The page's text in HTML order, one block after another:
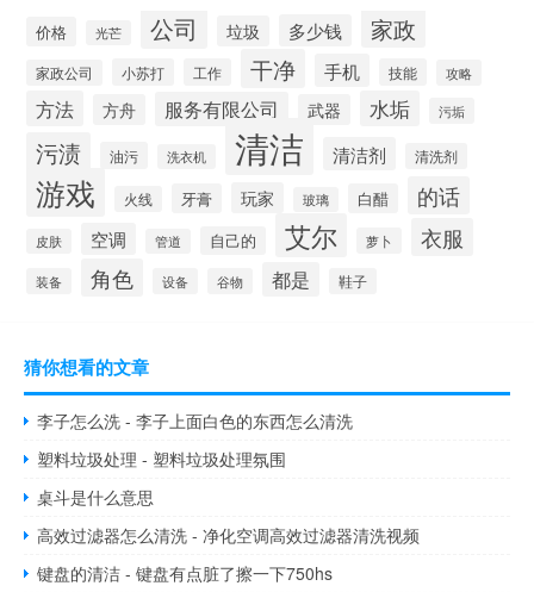
价格 光芒 公司 垃圾 多少钱 家政
家政公司 小苏打 工作 干净 手机 技能 攻略
方法 方舟 服务有限公司 武器 水垢 污垢
污渍 油污 洗衣机 清洁 清洁剂 清洗剂
游戏 火线 牙膏 玩家 玻璃 白醋 的话
皮肤 空调 管道 自己的 艾尔 萝卜 衣服
装备 角色 设备 谷物 都是 鞋子
猜你想看的文章
李子怎么洗 - 李子上面白色的东西怎么清洗
塑料垃圾处理 - 塑料垃圾处理氛围
桌斗是什么意思
高效过滤器怎么清洗 - 净化空调高效过滤器清洗视频
键盘的清洁 - 键盘有点脏了擦一下750hs